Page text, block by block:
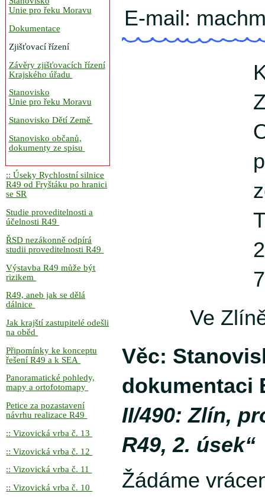
Unie pro řeku Moravu
Dokumentace
Zjišťovací řízení
Závěry zjišťovacích řízení
Krajského úřadu
Stanovisko
Unie pro řeku Moravu
Stanovisko Dětí Země
Stanovisko občanů,
dokumenty ze spisu
:: Úseky Rychlostní silnice
R49 od Fryštáku po hranici
se SR
Studie proveditelnosti a
účelnosti R49
ŘSD nezákonně odpírá
studii proveditelnosti R49
Výstavba R49 může být
rizikem
R49, aneb jak se dělá
dálnice
Jak krajští zastupitelé odešli
na oběd
Připomínky ke konceptu
řešení R49 a k SEA
Panoramatické pohledy,
mapy a ortofotomapy
Petice za pozastavení
návrhu realizace R49
:: Vizovická vrba č. 13
:: Vizovická vrba č. 12
:: Vizovická vrba č. 11
:: Vizovická vrba č. 10
E-mail:
Ve
Věc:
dokumentaci
II/490: Zlín,
R49, 2. úsek“
Žádáme